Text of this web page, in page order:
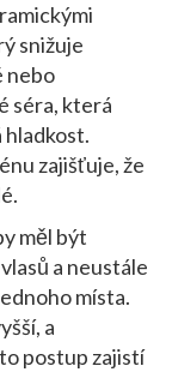
snižuje
nebo
séra, která
zajišťuje, že
měl být
a neustále
místa.
a
postup zajistí